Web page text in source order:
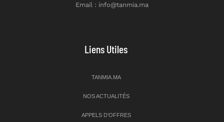
Email : info@tanmia.ma
Liens Utiles
TANMIA.MA
NOS ACTUALITÉS
APPELS D’OFFRES